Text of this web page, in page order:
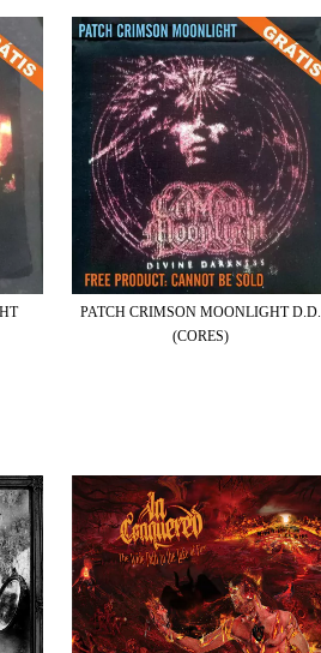
PATCH CRIMSON MOONLIGHT D.D.
(CORES)